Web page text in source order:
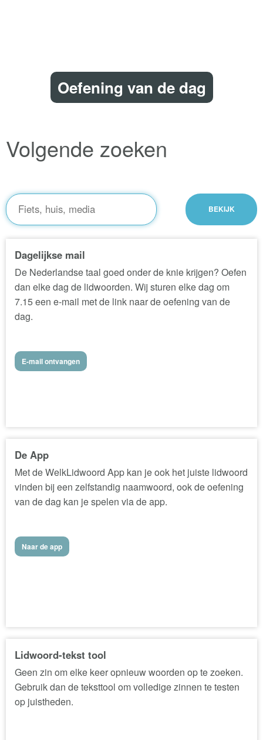
Oefening van de dag
Volgende zoeken
Dagelijkse mail
De Nederlandse taal goed onder de knie krijgen? Oefen
dan elke dag de lidwoorden. Wij sturen elke dag om
7.15 een e-mail met de link naar de oefening van de
dag.
E-mail ontvangen
De App
Met de WelkLidwoord App kan je ook het juiste lidwoord
vinden bij een zelfstandig naamwoord, ook de oefening
van de dag kan je spelen via de app.
Naar de app
Lidwoord-tekst tool
Geen zin om elke keer opnieuw woorden op te zoeken.
Gebruik dan de teksttool om volledige zinnen te testen
op juistheden.